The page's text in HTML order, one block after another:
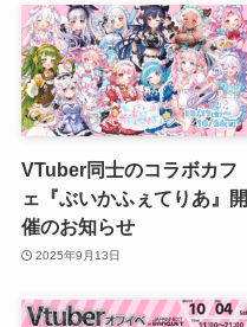
VTuber同士のコラボカフ
ェ『ぶいかふぇてりあ』開
催のお知らせ
2025年9月13日